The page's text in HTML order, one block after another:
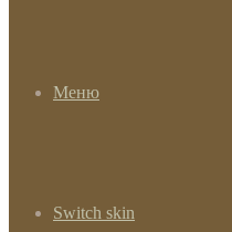
Меню
Switch skin